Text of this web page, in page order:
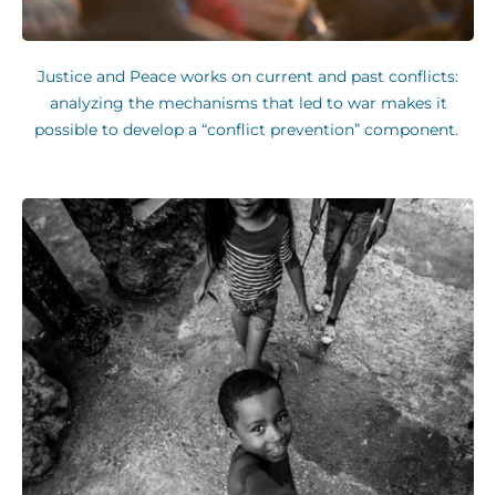
Justice and Peace works on current and past conflicts:
analyzing the mechanisms that led to war makes it
possible to develop a “conflict prevention” component.